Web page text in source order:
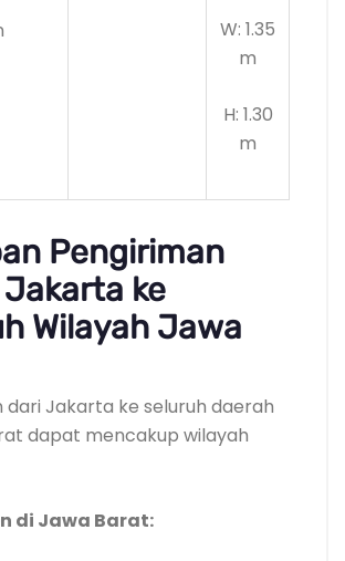
W: 1.35
m
H: 1.30
m
Pengiriman
ke
Wilayah Jawa
dari Jakarta ke seluruh daerah
dapat mencakup wilayah
di Jawa Barat: